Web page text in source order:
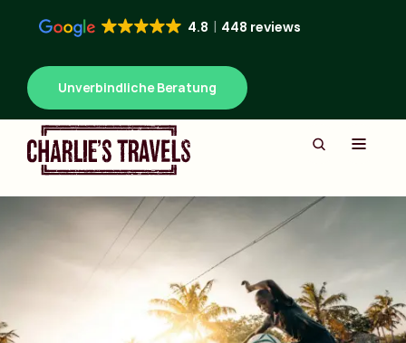
4.8 448 reviews
Unverbindliche Beratung